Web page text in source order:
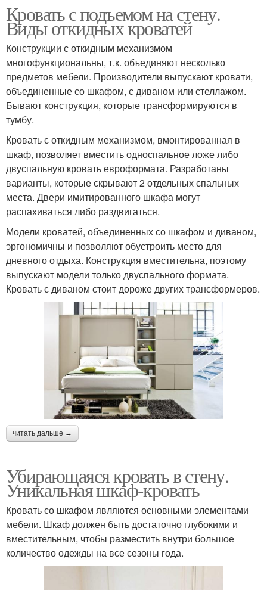
Кровать с подъемом на стену.
Виды откидных кроватей
Конструкции с откидным механизмом
многофункциональны, т.к. объединяют несколько
предметов мебели. Производители выпускают кровати,
объединенные со шкафом, с диваном или стеллажом.
Бывают конструкция, которые трансформируются в
тумбу.
Кровать с откидным механизмом, вмонтированная в
шкаф, позволяет вместить односпальное ложе либо
двуспальную кровать евроформата. Разработаны
варианты, которые скрывают 2 отдельных спальных
места. Двери имитированного шкафа могут
распахиваться либо раздвигаться.
Модели кроватей, объединенных со шкафом и диваном,
эргономичны и позволяют обустроить место для
дневного отдыха. Конструкция вместительна, поэтому
выпускают модели только двуспального формата.
Кровать с диваном стоит дороже других трансформеров.
читать дальше →
Убирающаяся кровать в стену.
Уникальная шкаф-кровать
Кровать со шкафом являются основными элементами
мебели. Шкаф должен быть достаточно глубокими и
вместительным, чтобы разместить внутри большое
количество одежды на все сезоны года.